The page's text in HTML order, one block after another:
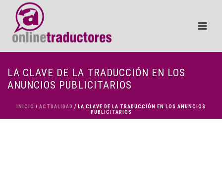
LA CLAVE DE LA TRADUCCIÓN EN LOS
ANUNCIOS PUBLICITARIOS
INICIO / ACTUALIDAD / LA CLAVE DE LA TRADUCCIÓN EN LOS ANUNCIOS
PUBLICITARIOS